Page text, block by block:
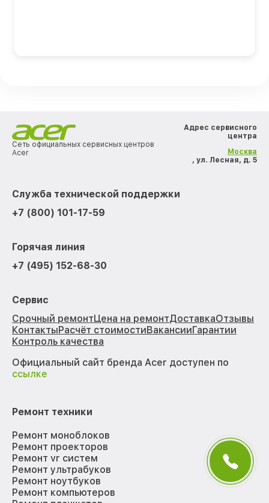
Сеть официальных сервисных центров
Acer
Адрес сервисного
центра
Москва
, ул. Лесная, д. 5
Служба технической поддержки
+7 (800) 101-17-59
Горячая линия
+7 (495) 152-68-30
Сервис
Срочный ремонтЦена на ремонтДоставкаОтзывы
КонтактыРасчёт стоимостиВакансииГарантии
Контроль качества
Официальный сайт бренда Acer доступен по
ссылке
Ремонт техники
Ремонт моноблоков
Ремонт проекторов
Ремонт vr систем
Ремонт ультрабуков
Ремонт ноутбуков
Ремонт компьютеров